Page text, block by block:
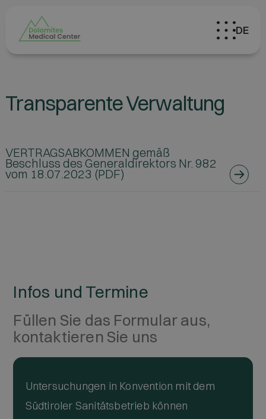
DE
Transparente Verwaltung
VERTRAGSABKOMMEN gemäß
Beschluss des Generaldirektors Nr. 982
vom 18.07.2023 (PDF)
Infos und Termine
Füllen Sie das Formular aus,
kontaktieren Sie uns
Untersuchungen in Konvention mit dem
Südtiroler Sanitätsbetrieb können